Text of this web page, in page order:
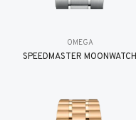
OMEGA
SPEEDMASTER MOONWATCH